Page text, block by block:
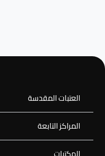
العتبات المقدسة
العتبة العلوية المقدسة
العتبة الحسينية المقدسة
المراكز التابعة